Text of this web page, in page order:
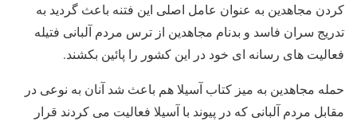
کردن مجاهدین به عنوان عامل اصلی این فتنه باعث گردید به
تدریج سران فاسد و بدنام مجاهدین از ترس مردم آلبانی فتیله
فعالیت های رسانه ای خود در این کشور را پائین بکشند.
حمله مجاهدین به میز کتاب آسیلا هم باعث شد آنان به نوعی در
مقابل مردم آلبانی که در پیوند با آسیلا فعالیت می کردند قرار